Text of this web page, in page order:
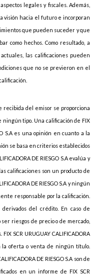
legales y fiscales. Además,
visión hacia el futuro e incorporan
que pueden suceder y que
como hechos. Como resultado, a
las calificaciones pueden
que no se previeron en el
del emisor se proporciona
tipo. Una calificación de FIX
S.A es una opinión en cuanto a la
se basa en criterios establecidos
DE RIESGO S.A evalúa y
calificaciones son un producto de
DE RIESGO S.A y ningún
responsable por la calificación.
del crédito. En caso de
riesgos de precio o de mercado,
SCR URUGUAY CALIFICADORA
la oferta o venta de ningún título.
DE RIESGO S.A son de
en un informe de FIX SCR